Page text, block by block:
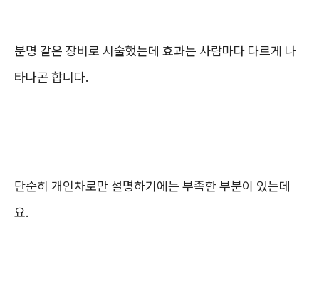
분명 같은 장비로 시술했는데 효과는 사람마다 다르게 나
타나곤 합니다.
단순히 개인차로만 설명하기에는 부족한 부분이 있는데
요.